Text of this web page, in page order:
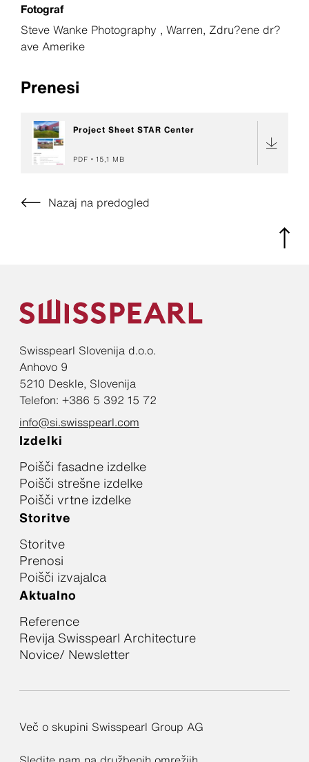
Fotograf
Steve Wanke Photography , Warren, Zdru?ene dr?
ave Amerike
Prenesi
Project Sheet STAR Center
PDF 15,1 MB
Nazaj na predogled
Swisspearl Slovenija d.o.o.
Anhovo 9
5210 Deskle, Slovenija
Telefon: +386 5 392 15 72
info@si.swisspearl.com
Izdelki
Poišči fasadne izdelke
Poišči strešne izdelke
Poišči vrtne izdelke
Storitve
Storitve
Prenosi
Poišči izvajalca
Aktualno
Reference
Revija Swisspearl Architecture
Novice/ Newsletter
Več o skupini Swisspearl Group AG